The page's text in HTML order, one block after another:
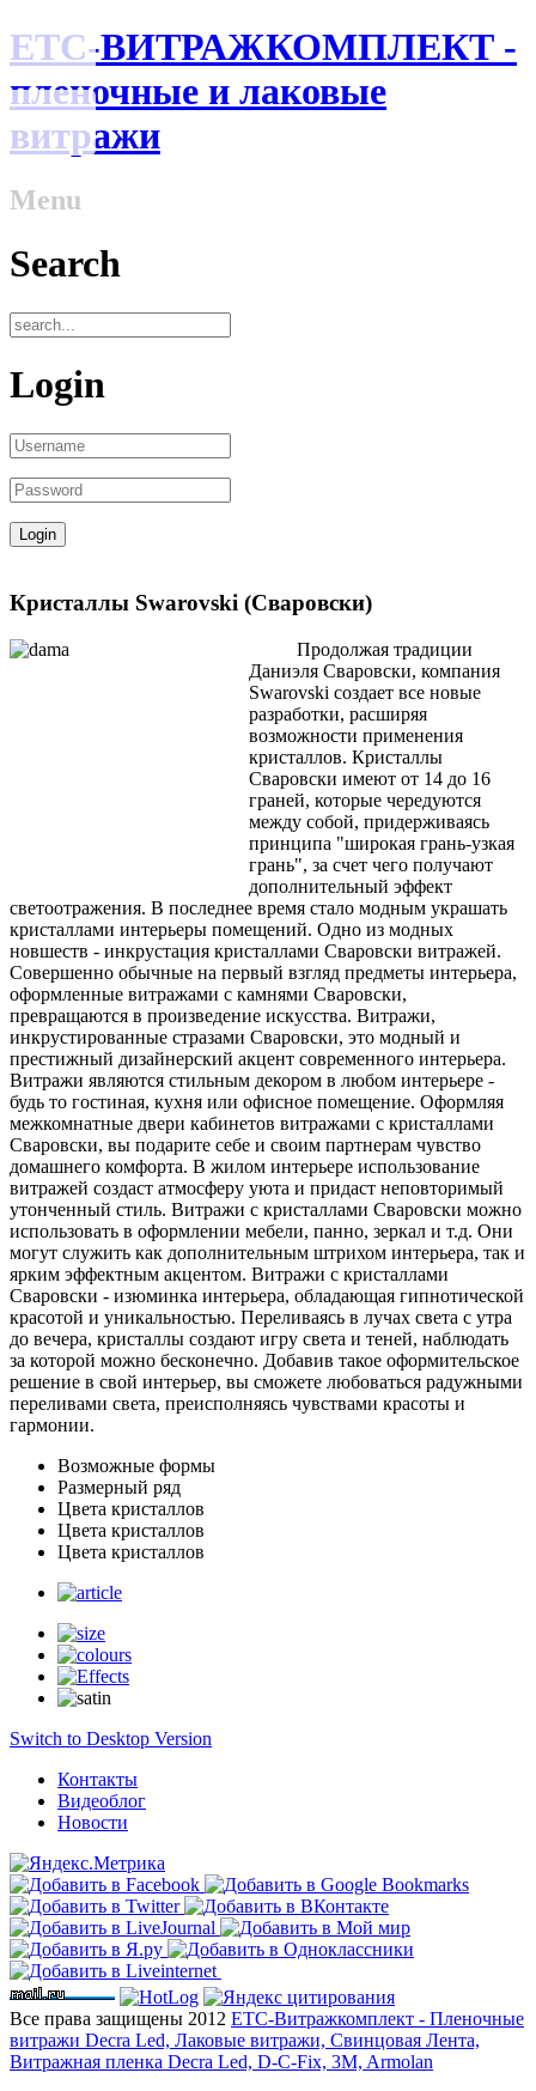
ЕТС-ВИТРАЖКОМПЛЕКТ -
пленочные и лаковые
витражи
Menu
Search
Login
Кристаллы Swarovski (Сваровски)
Продолжая традиции
Даниэля Сваровски, компания
Swarovski создает все новые
разработки, расширяя
возможности применения
кристаллов. Кристаллы
Сваровски имеют от 14 до 16
граней, которые чередуются
между собой, придерживаясь
принципа "широкая грань-узкая
грань", за счет чего получают
дополнительный эффект
светоотражения. В последнее время стало модным украшать
кристаллами интерьеры помещений. Одно из модных
новшеств - инкрустация кристаллами Сваровски витражей.
Совершенно обычные на первый взгляд предметы интерьера,
оформленные витражами с камнями Сваровски,
превращаются в произведение искусства. Витражи,
инкрустированные стразами Сваровски, это модный и
престижный дизайнерский акцент современного интерьера.
Витражи являются стильным декором в любом интерьере -
будь то гостиная, кухня или офисное помещение. Оформляя
межкомнатные двери кабинетов витражами с кристаллами
Сваровски, вы подарите себе и своим партнерам чувство
домашнего комфорта. В жилом интерьере использование
витражей создаст атмосферу уюта и придаст неповторимый
утонченный стиль. Витражи с кристаллами Сваровски можно
использовать в оформлении мебели, панно, зеркал и т.д. Они
могут служить как дополнительным штрихом интерьера, так и
ярким эффектным акцентом. Витражи с кристаллами
Сваровски - изюминка интерьера, обладающая гипнотической
красотой и уникальностью. Переливаясь в лучах света с утра
до вечера, кристаллы создают игру света и теней, наблюдать
за которой можно бесконечно. Добавив такое оформительское
решение в свой интерьер, вы сможете любоваться радужными
переливами света, преисполняясь чувствами красоты и
гармонии.
Возможные формы
Размерный ряд
Цвета кристаллов
Цвета кристаллов
Цвета кристаллов
Switch to Desktop Version
Контакты
Видеоблог
Новости
Все права защищены 2012 ЕТС-Витражкомплект - Пленочные
витражи Decra Led, Лаковые витражи, Свинцовая Лента,
Витражная пленка Decra Led, D-C-Fix, 3M, Armolan